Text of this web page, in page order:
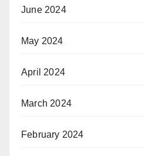
June 2024
May 2024
April 2024
March 2024
February 2024